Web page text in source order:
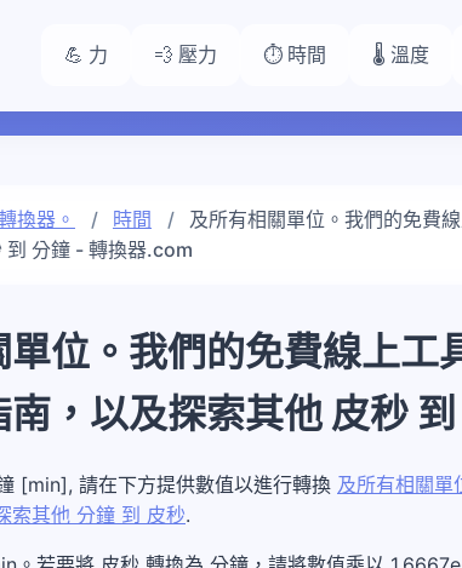
💪 力 💨 壓力 ⏱️ 時間 🌡️ 溫度
換器。 時間
及所有相關單位。我們的免費
到 分鐘 - 轉換器.com
位。我們的免費線上工
，以及探索其他 皮秒
[min], 請在下方提供數值以進行轉換 及所有相關單
索其他 分鐘 到 皮秒.